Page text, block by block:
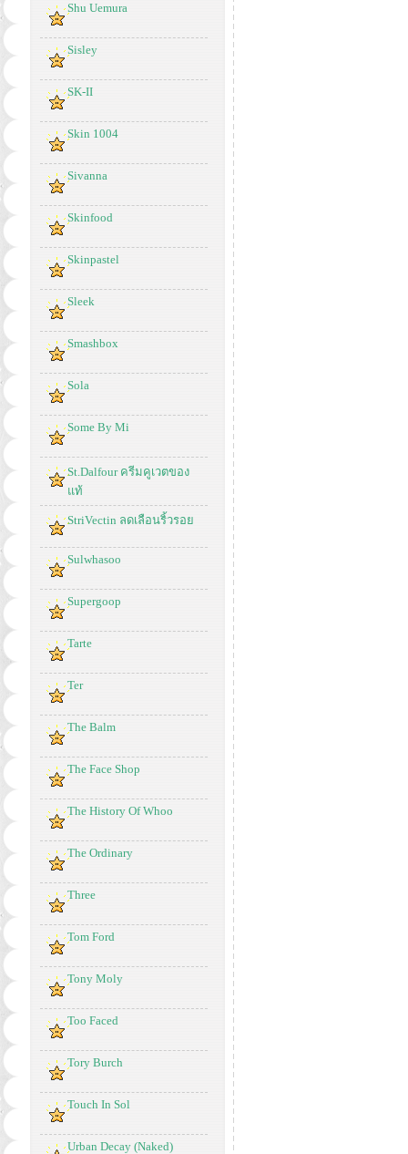
Shu Uemura
Sisley
SK-II
Skin 1004
Sivanna
Skinfood
Skinpastel
Sleek
Smashbox
Sola
Some By Mi
St.Dalfour ครีมคูเวตของ
แท้
StriVectin ลดเลือนริ้วรอย
Sulwhasoo
Supergoop
Tarte
Ter
The Balm
The Face Shop
The History Of Whoo
The Ordinary
Three
Tom Ford
Tony Moly
Too Faced
Tory Burch
Touch In Sol
Urban Decay (Naked)